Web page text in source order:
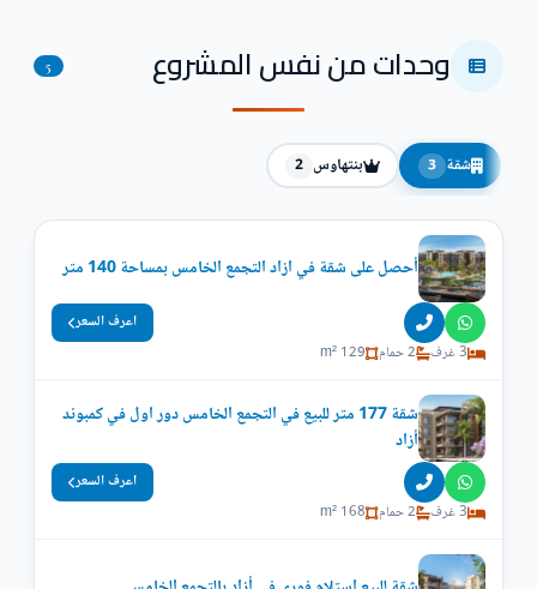
وحدات من نفس المشروع 5
شقة 3 بنتهاوس 2
أحصل على شقة في ازاد التجمع الخامس بمساحة 140 متر
3 غرف 2 حمام 129 m²
اعرف السعر
شقة 177 متر للبيع في التجمع الخامس دور اول في كمبوند
أزاد
3 غرف 2 حمام 168 m²
اعرف السعر